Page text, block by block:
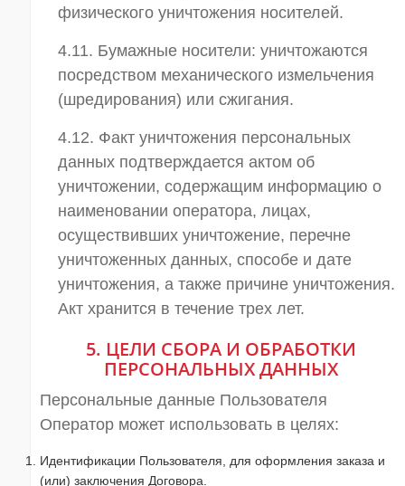
физического уничтожения носителей.
4.11. Бумажные носители: уничтожаются
посредством механического измельчения
(шредирования) или сжигания.
4.12. Факт уничтожения персональных
данных подтверждается актом об
уничтожении, содержащим информацию о
наименовании оператора, лицах,
осуществивших уничтожение, перечне
уничтоженных данных, способе и дате
уничтожения, а также причине уничтожения.
Акт хранится в течение трех лет.
5. ЦЕЛИ СБОРА И ОБРАБОТКИ
ПЕРСОНАЛЬНЫХ ДАННЫХ
Персональные данные Пользователя
Оператор может использовать в целях:
Идентификации Пользователя, для оформления заказа и
(или) заключения Договора.